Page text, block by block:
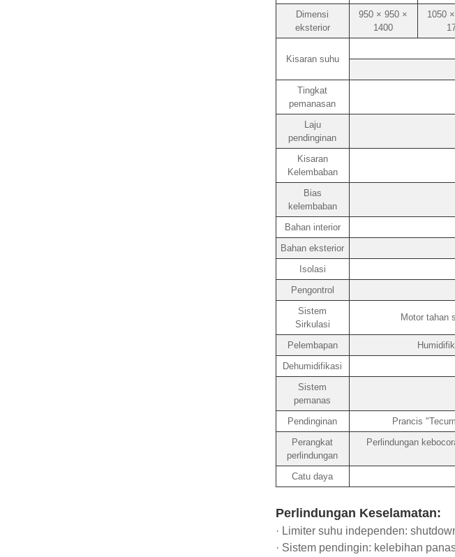
Dimensi
eksterior
950 × 950 ×
1400
1050
Kisaran suhu
Tingkat
pemanasan
Laju
pendinginan
Kisaran
Kelembaban
Bias
kelembaban
Bahan interior
Bahan eksterior
Isolasi
Pengontrol
Sistem
Sirkulasi
Motor tahan
Pelembapan
Dehumidifikasi
Sistem
pemanas
Pendinginan
Prancis
Perangkat
perlindungan
Perlindungan
Catu daya
Perlindungan Keselamatan:
· Limiter suhu independen:
· Sistem pendingin: kelebihan